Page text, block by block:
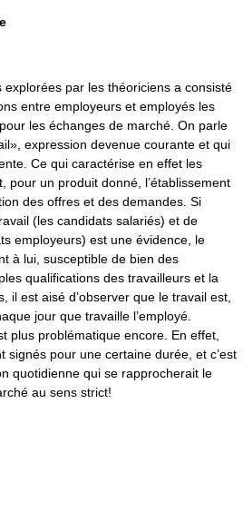
explorées par les théoriciens a consisté
entre employeurs et employés les
les échanges de marché. On parle
expression devenue courante et qui
Ce qui caractérise en effet les
pour un produit donné, l’établissement
des offres et des demandes. Si
(les candidats salariés) et de
employeurs) est une évidence, le
à lui, susceptible de bien des
qualifications des travailleurs et la
il est aisé d’observer que le travail est,
jour que travaille l’employé.
plus problématique encore. En effet,
signés pour une certaine durée, et c’est
quotidienne qui se rapprocherait le
au sens strict!